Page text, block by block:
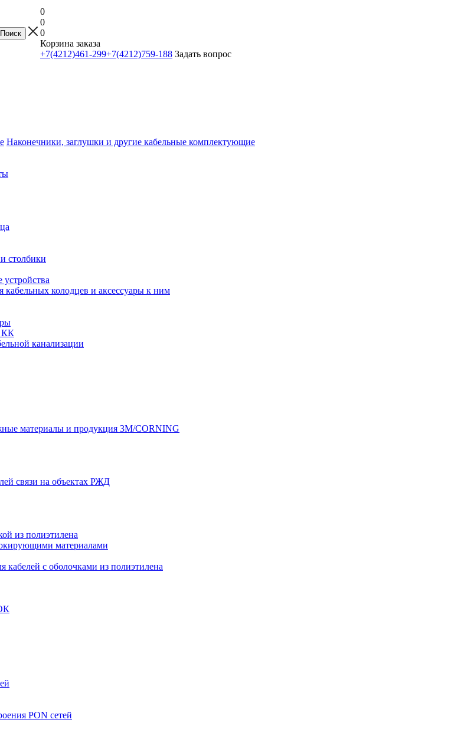
0
0
0
Корзина заказа
+7(4212)461-299+7(4212)759-188 Задать вопрос
Наконечники, заглушки и другие кабельные комплектующие
столбики
кабельных колодцев и аксессуары к ним
КК
канализации
материалы и продукция 3M/CORNING
связи на объектах РЖД
из полиэтилена
материалами
кабелей с оболочками из полиэтилена
PON сетей